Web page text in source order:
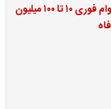
وام برای یارانه بگیران بدون ضامن | وام فوری ۱۰ تا ۱۰۰ میلیون